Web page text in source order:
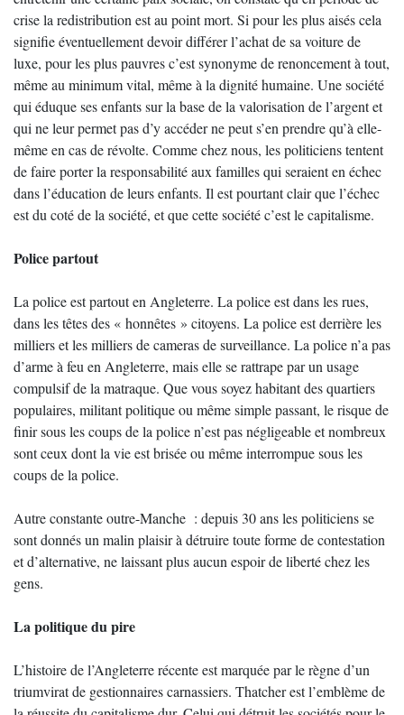
crise la redistribution est au point mort. Si pour les plus aisés cela
signifie éventuellement devoir différer l’achat de sa voiture de
luxe, pour les plus pauvres c’est synonyme de renoncement à tout,
même au minimum vital, même à la dignité humaine. Une société
qui éduque ses enfants sur la base de la valorisation de l’argent et
qui ne leur permet pas d’y accéder ne peut s’en prendre qu’à elle-
même en cas de révolte. Comme chez nous, les politiciens tentent
de faire porter la responsabilité aux familles qui seraient en échec
dans l’éducation de leurs enfants. Il est pourtant clair que l’échec
est du coté de la société, et que cette société c’est le capitalisme.
Police partout
La police est partout en Angleterre. La police est dans les rues,
dans les têtes des « honnêtes » citoyens. La police est derrière les
milliers et les milliers de cameras de surveillance. La police n’a pas
d’arme à feu en Angleterre, mais elle se rattrape par un usage
compulsif de la matraque. Que vous soyez habitant des quartiers
populaires, militant politique ou même simple passant, le risque de
finir sous les coups de la police n’est pas négligeable et nombreux
sont ceux dont la vie est brisée ou même interrompue sous les
coups de la police.
Autre constante outre-Manche : depuis 30 ans les politiciens se
sont donnés un malin plaisir à détruire toute forme de contestation
et d’alternative, ne laissant plus aucun espoir de liberté chez les
gens.
La politique du pire
L’histoire de l’Angleterre récente est marquée par le règne d’un
triumvirat de gestionnaires carnassiers. Thatcher est l’emblème de